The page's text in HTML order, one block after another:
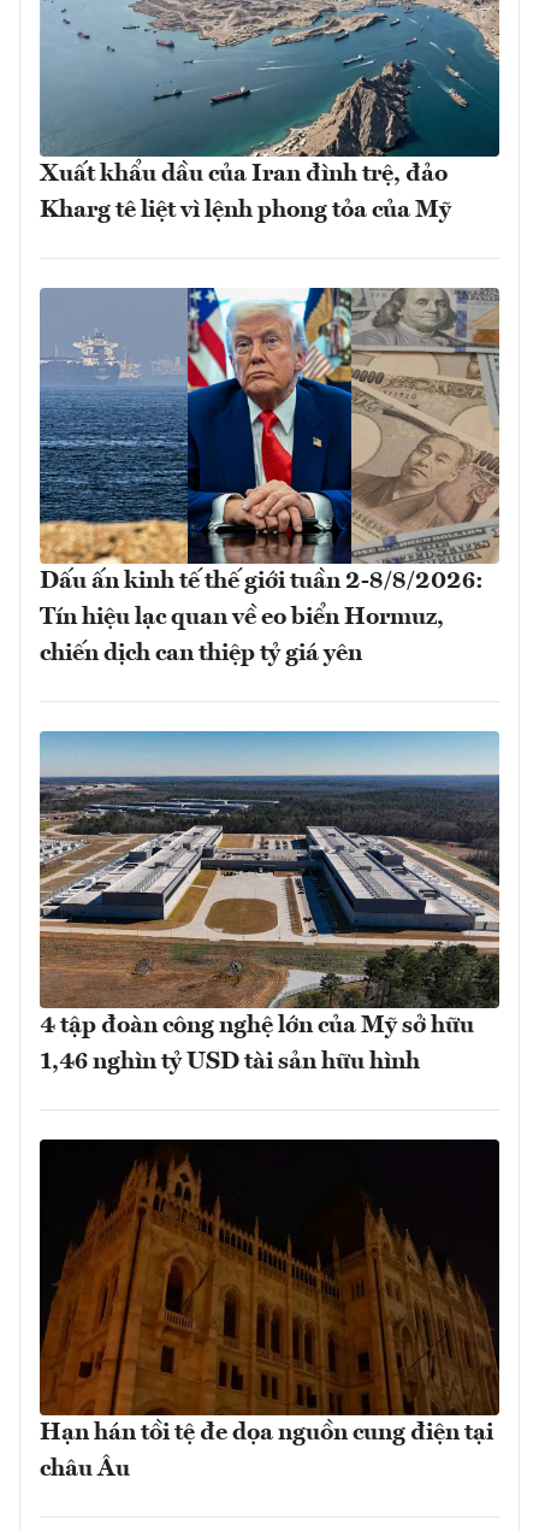
Xuất khẩu dầu của Iran đình trệ, đảo
Kharg tê liệt vì lệnh phong tỏa của Mỹ
Dấu ấn kinh tế thế giới tuần 2-8/8/2026:
Tín hiệu lạc quan về eo biển Hormuz,
chiến dịch can thiệp tỷ giá yên
4 tập đoàn công nghệ lớn của Mỹ sở hữu
1,46 nghìn tỷ USD tài sản hữu hình
Hạn hán tồi tệ đe dọa nguồn cung điện tại
châu Âu